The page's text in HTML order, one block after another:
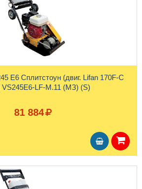
E6 Сплитстоун (двиг. Lifan 170F-C
VS245Е6-LF-М.11 (МЗ) (S)
81 884